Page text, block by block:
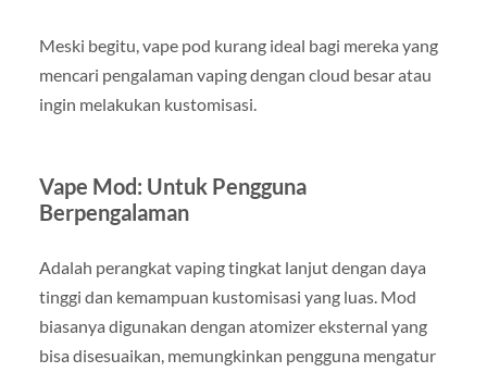
Meski begitu, vape pod kurang ideal bagi mereka yang
mencari pengalaman vaping dengan cloud besar atau
ingin melakukan kustomisasi.
Vape Mod: Untuk Pengguna
Berpengalaman
Adalah perangkat vaping tingkat lanjut dengan daya
tinggi dan kemampuan kustomisasi yang luas. Mod
biasanya digunakan dengan atomizer eksternal yang
bisa disesuaikan, memungkinkan pengguna mengatur